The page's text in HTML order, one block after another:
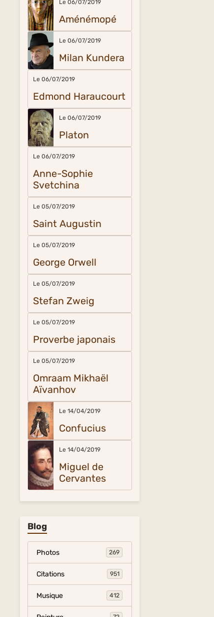
Le 06/07/2019
Aménémopé
Le 06/07/2019
Milan Kundera
Le 06/07/2019
Edmond Haraucourt
Le 06/07/2019
Platon
Le 06/07/2019
Anne-Sophie
Svetchina
Le 05/07/2019
Saint Augustin
Le 05/07/2019
George Orwell
Le 05/07/2019
Stefan Zweig
Le 05/07/2019
Proverbe japonais
Le 05/07/2019
Omraam Mikhaël
Aïvanhov
Le 14/04/2019
Confucius
Le 14/04/2019
Miguel de
Cervantes
Blog
Photos 269
Citations 951
Musique 412